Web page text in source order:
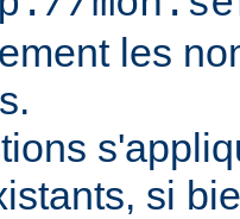
les
si